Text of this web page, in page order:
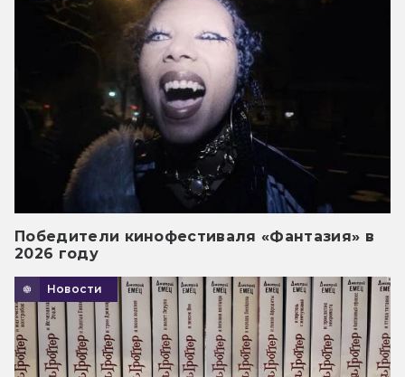
Победители кинофестиваля «Фантазия» в
2026 году
Новости